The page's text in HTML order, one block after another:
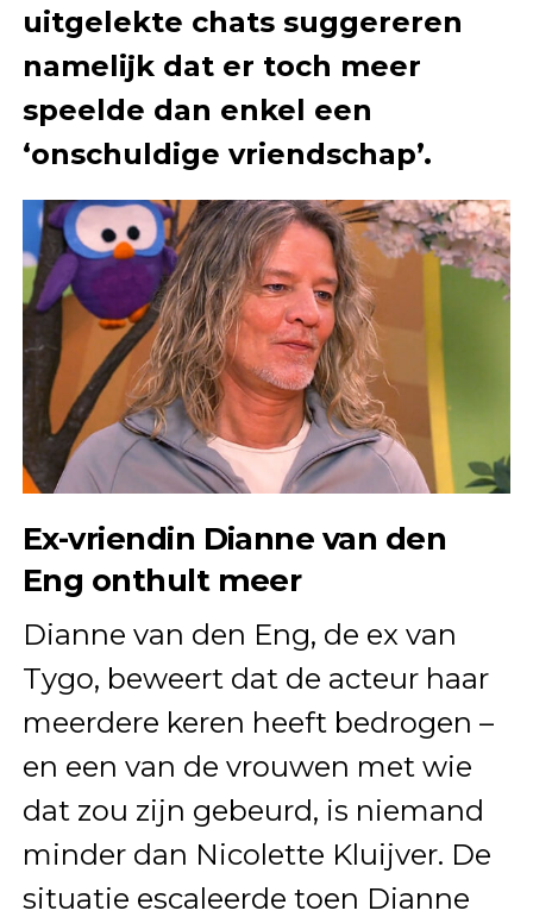
uitgelekte chats suggereren
namelijk dat er toch meer
speelde dan enkel een
‘onschuldige vriendschap’.
Ex-vriendin Dianne van den
Eng onthult meer
Dianne van den Eng, de ex van
Tygo, beweert dat de acteur haar
meerdere keren heeft bedrogen –
en een van de vrouwen met wie
dat zou zijn gebeurd, is niemand
minder dan Nicolette Kluijver. De
situatie escaleerde toen Dianne